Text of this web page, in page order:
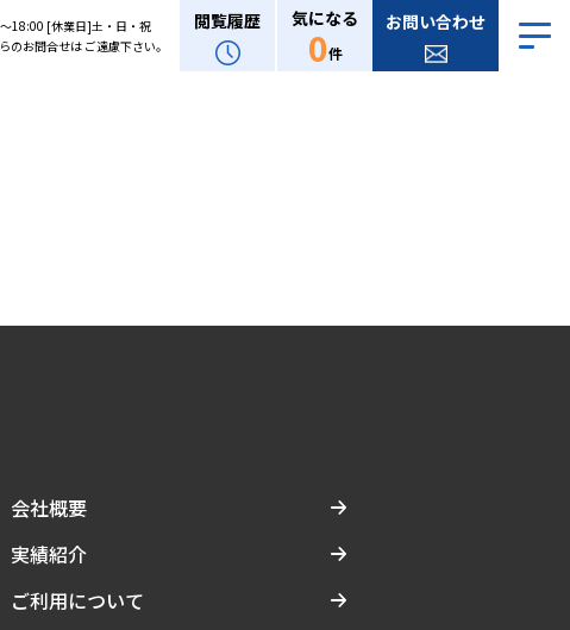
18:00 [休業日]土・日・祝
のお問合せは ご遠慮下さい。
閲覧履歴 気になる
0件
お問い合わせ
会社概要
実績紹介
ご利用について